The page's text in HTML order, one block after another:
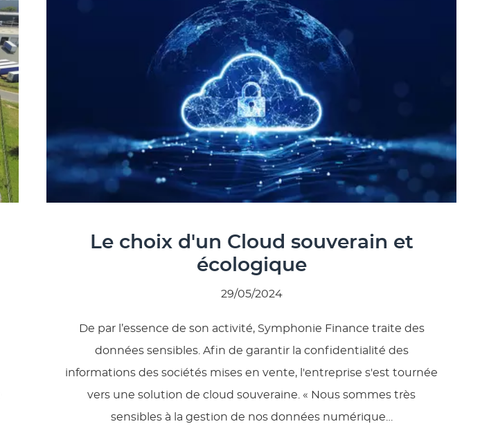
Le choix d'un Cloud souverain et
écologique
29/05/2024
De par l’essence de son activité, Symphonie Finance traite des
données sensibles. Afin de garantir la confidentialité des
informations des sociétés mises en vente, l'entreprise s'est tournée
vers une solution de cloud souveraine. « Nous sommes très
sensibles à la gestion de nos données numérique…